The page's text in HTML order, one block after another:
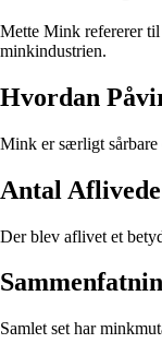
Mette Mink refererer
minkindustrien.
Hvordan
Mink er særligt sårbare
Antal
Der blev aflivet et
Samlet set har